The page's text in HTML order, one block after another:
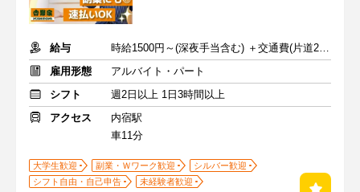
給与
時給1500円～(深夜手当含む) ＋交通費(片道250円まで支給)
雇用形態
アルバイト・パート
シフト
週2日以上 1日3時間以上
アクセス
内宿駅
車11分
大学生歓迎 副業・Ｗワーク歓迎
シルバー歓迎
シフト自由・自己申告
未経験者歓迎